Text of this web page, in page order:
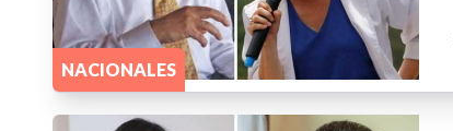
NACIONALES